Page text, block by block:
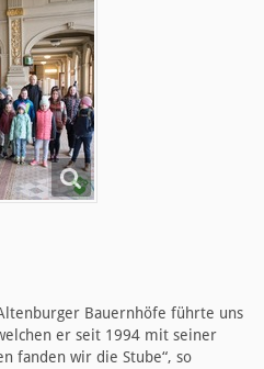
Bauernhöfe führte uns
er seit 1994 mit seiner
fanden wir die Stube“, so